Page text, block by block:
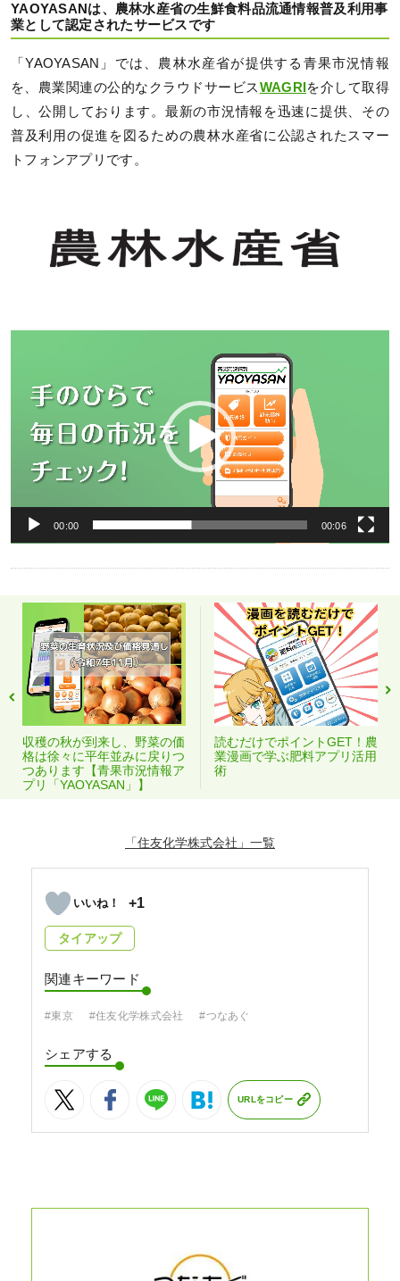
YAOYASANは、農林水産省の生鮮食料品流通情報普及利用事
業として認定されたサービスです
「YAOYASAN」では、農林水産省が提供する青果市況情報
を、農業関連の公的なクラウドサービスWAGRI を介して取得
し、公開しております。最新の市況情報を迅速に提供、その
普及利用の促進を図るための農林水産省に公認されたスマー
トフォンアプリです。
00:00 00:06
収穫の秋が到来し、野菜の価
格は徐々に平年並みに戻りつ
つあります【青果市況情報ア
プリ「YAOYASAN」】
読むだけでポイントGET！農
業漫画で学ぶ肥料アプリ活用
術
「住友化学株式会社」
+1
タイアップ
関連キーワード
#東京 #住友化学株式会社 #つなあぐ
シェアする
URLをコピー